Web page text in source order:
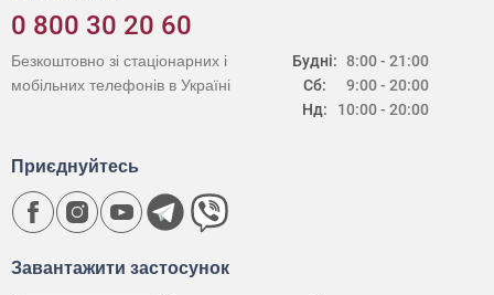
0 800 30 20 60
Будні:
Сб:
Нд:
8:00 - 21:00
9:00 - 20:00
10:00 - 20:00
Безкоштовно зі стаціонарних і
мобільних телефонів в Україні
Завантажити застосунок
Приєднуйтесь